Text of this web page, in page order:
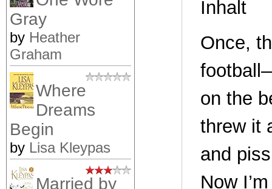
Gray
by Heather
Graham
Where
Dreams
Begin
by Lisa Kleypas
Married by
Inhalt
Once,
on the
threw it
and
Now